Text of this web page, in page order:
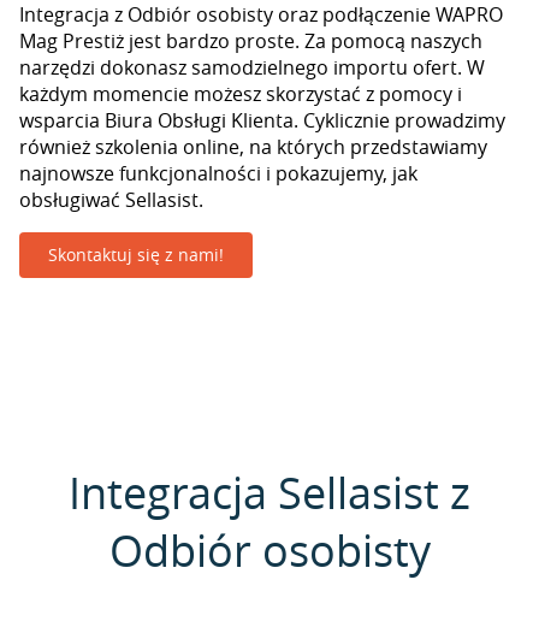
Integracja z Odbiór osobisty oraz podłączenie WAPRO
Mag Prestiż jest bardzo proste. Za pomocą naszych
narzędzi dokonasz samodzielnego importu ofert. W
każdym momencie możesz skorzystać z pomocy i
wsparcia Biura Obsługi Klienta. Cyklicznie prowadzimy
również szkolenia online, na których przedstawiamy
najnowsze funkcjonalności i pokazujemy, jak
obsługiwać Sellasist.
Skontaktuj się z nami!
Integracja Sellasist z
Odbiór osobisty